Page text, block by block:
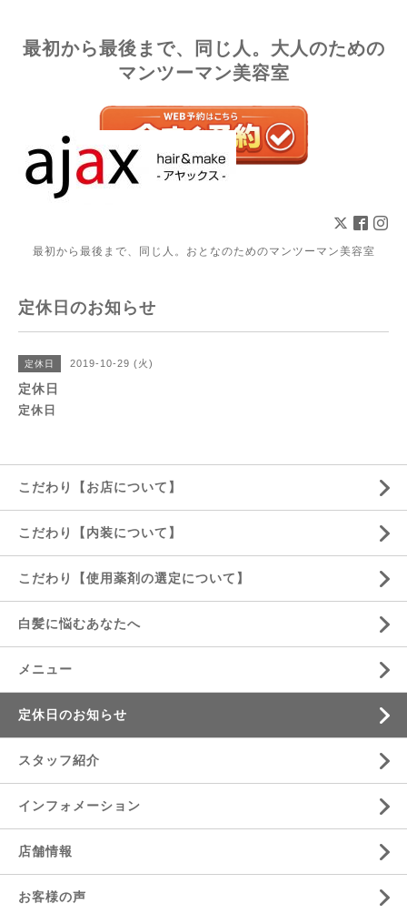
最初から最後まで、同じ人。大人のための
マンツーマン美容室
最初から最後まで、同じ人。おとなのためのマンツーマン美容室
定休日のお知らせ
定休日 2019-10-29 (火)
定休日
定休日
こだわり【お店について】
こだわり【内装について】
こだわり【使用薬剤の選定について】
白髪に悩むあなたへ
メニュー
定休日のお知らせ
スタッフ紹介
インフォメーション
店舗情報
お客様の声